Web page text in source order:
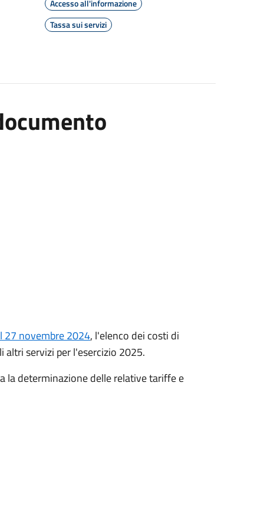
Accesso all'informazione
Tassa sui servizi
27 novembre 2024, l'elenco dei costi di
altri servizi per l'esercizio 2025.
la determinazione delle relative tariffe e